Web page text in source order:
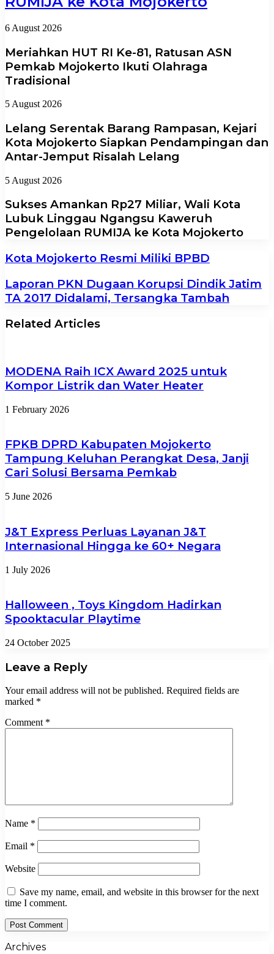
6 August 2026
Meriahkan HUT RI Ke-81, Ratusan ASN
Pemkab Mojokerto Ikuti Olahraga
Tradisional
5 August 2026
Lelang Serentak Barang Rampasan, Kejari
Kota Mojokerto Siapkan Pendampingan dan
Antar-Jemput Risalah Lelang
5 August 2026
Sukses Amankan Rp27 Miliar, Wali Kota
Lubuk Linggau Ngangsu Kaweruh
Pengelolaan RUMIJA ke Kota Mojokerto
Kota Mojokerto Resmi Miliki BPBD
Laporan PKN Dugaan Korupsi Dindik Jatim
TA 2017 Didalami, Tersangka Tambah
Related Articles
MODENA Raih ICX Award 2025 untuk
Kompor Listrik dan Water Heater
1 February 2026
FPKB DPRD Kabupaten Mojokerto
Tampung Keluhan Perangkat Desa, Janji
Cari Solusi Bersama Pemkab
5 June 2026
J&T Express Perluas Layanan J&T
Internasional Hingga ke 60+ Negara
1 July 2026
Halloween , Toys Kingdom Hadirkan
Spooktacular Playtime
24 October 2025
Leave a Reply
Your email address will not be published. Required fields are
marked *
Comment *
Name *
Email *
Website
Save my name, email, and website in this browser for the next
time I comment.
Archives